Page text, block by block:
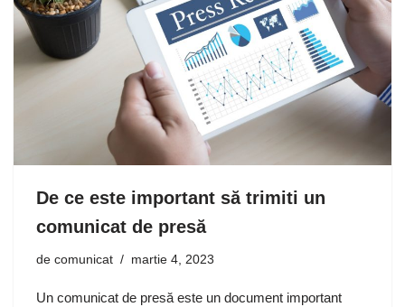
De ce este important să trimiti un
comunicat de presă
de comunicat martie 4, 2023
Un comunicat de presă este un document important